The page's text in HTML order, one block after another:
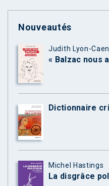
Nouveautés
Judith Lyon-Caen
« Balzac nous
Dictionnaire
Michel Hastings
La disgrâce